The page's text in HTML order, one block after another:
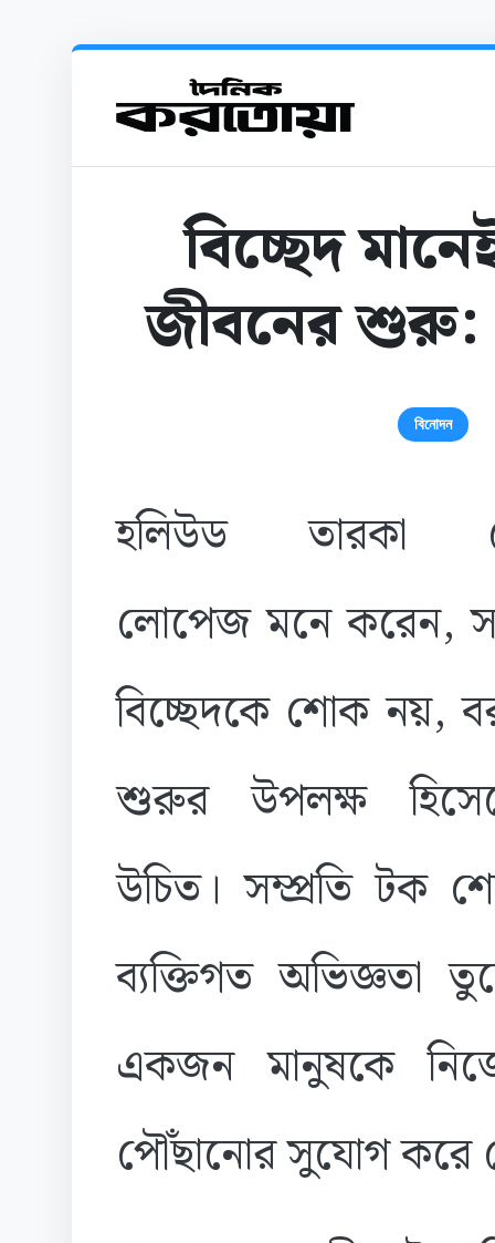
বিচ্ছেদ
জীবনের
বিনোদন
হলিউড তারকা
লোপেজ মনে করেন,
বিচ্ছেদকে শোক নয়,
শুরুর উপলক্ষ
উচিত। সম্প্রতি টক
ব্যক্তিগত অভিজ্ঞতা
একজন মানুষকে
পৌঁছানোর সুযোগ করে